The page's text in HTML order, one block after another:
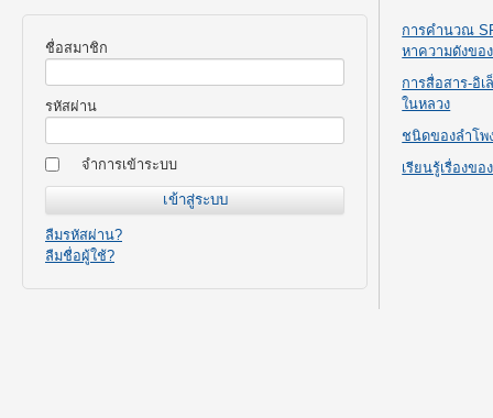
ชื่อสมาชิก
รหัสผ่าน
จำการเข้าระบบ
ลืมรหัสผ่าน?
ลืมชื่อผู้ใช้?
การคำนวณ
หาความดังขอ
การสื่อสาร-อิ
ในหลวง
ชนิดของลำโพ
เรียนรู้เรื่องขอ